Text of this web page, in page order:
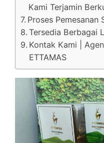
Kami Terjamin
Proses Pemesanan
Tersedia Berbagai
Kontak Kami |
ETTAMAS